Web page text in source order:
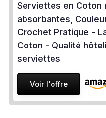
Serviettes en Coton
absorbantes,
Crochet Pratique -
Coton - Qualité
serviettes
Voir l'offre